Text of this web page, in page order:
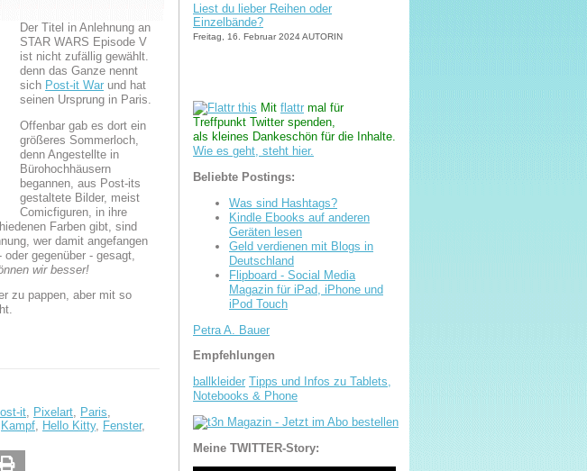
Der Titel in Anlehnung an
STAR WARS Episode V
ist nicht zufällig gewählt.
denn das Ganze nennt
sich Post-it War und hat
seinen Ursprung in Paris.
Offenbar gab es dort ein
größeres Sommerloch,
denn Angestellte in
Bürohochhäusern
begannen, aus Post-its
gestaltete Bilder, meist
Comicfiguren, in ihre
Farben gibt, sind
wer damit angefangen
gegenüber - gesagt,
wir besser!
zu pappen, aber mit so
it Pixelart Paris
Kampf Hello Kitty, Fenster,
Liest du lieber Reihen oder
Einzelbände?
Freitag, 16. Februar 2024 AUTORIN
Mit flattr mal für
Treffpunkt Twitter spenden,
als kleines Dankeschön für die Inhalte.
Wie es geht, steht hier.
Beliebte Postings:
Was sind Hashtags?
Kindle Ebooks auf anderen
Geräten lesen
Geld verdienen mit Blogs in
Deutschland
Flipboard - Social Media
Magazin für iPad, iPhone und
iPod Touch
Petra A. Bauer
Empfehlungen
ballkleider Tipps und Infos zu Tablets,
Notebooks & Phone
Meine TWITTER-Story: